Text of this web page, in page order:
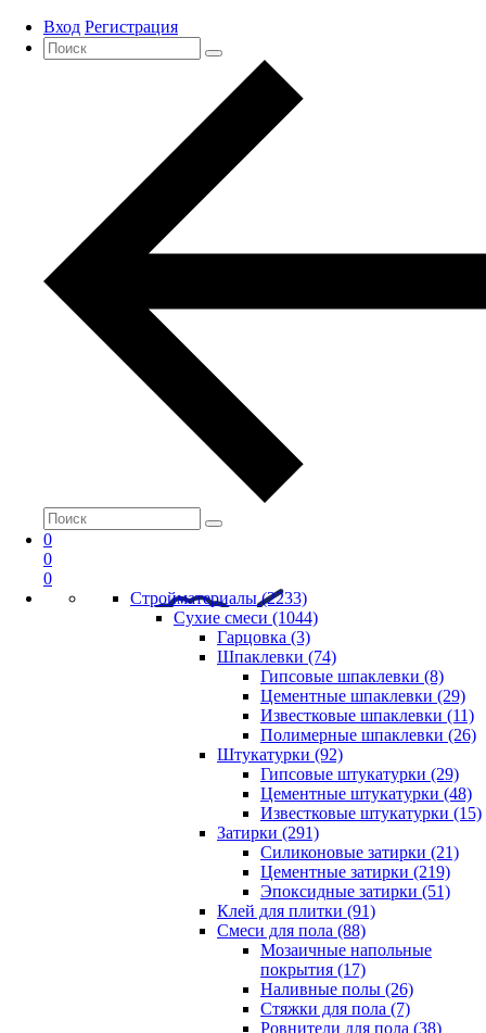
Вход Регистрация
0
0
0
Стройматериалы (2233)
Сухие смеси (1044)
Гарцовка (3)
Шпаклевки (74)
Гипсовые шпаклевки (8)
Цементные шпаклевки (29)
Известковые шпаклевки (11)
Полимерные шпаклевки (26)
Штукатурки (92)
Гипсовые штукатурки (29)
Цементные штукатурки (48)
Известковые штукатурки (15)
Затирки (291)
Силиконовые затирки (21)
Цементные затирки (219)
Эпоксидные затирки (51)
Клей для плитки (91)
Смеси для пола (88)
Мозаичные напольные
покрытия (17)
Наливные полы (26)
Стяжки для пола (7)
Ровнители для пола (38)